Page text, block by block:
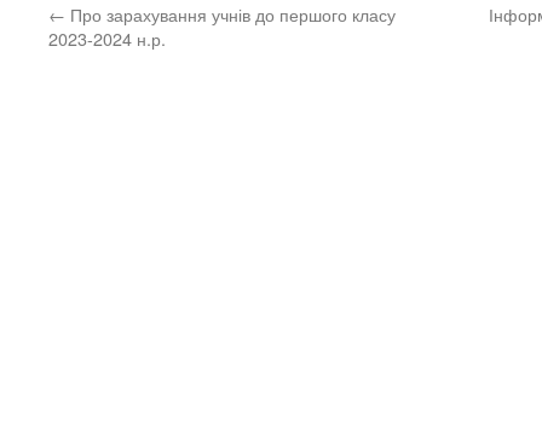
← Про зарахування учнів до першого класу
2023-2024 н.р.